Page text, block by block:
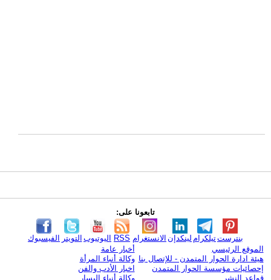
تابعونا على:
الفيسبوك التويتر اليوتيوب RSS الانستغرام لينكدإن تيلكرامبنترست
الموقع الرئيسي
هيئة ادارة الحوار المتمدن - للإتصال بنا
إحصائيات مؤسسة الحوار المتمدن
قواعد النشر
أخبار عامة
وكالة أنباء المرأة
اخبار الأدب والفن
وكالة أنباء اليسار